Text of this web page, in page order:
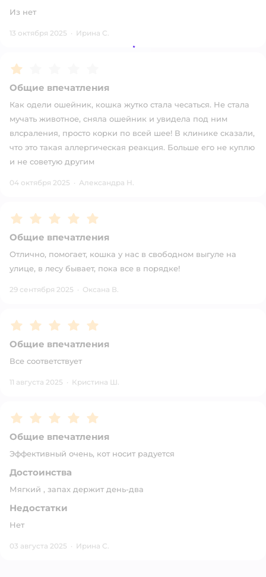
Из нет
13 октября 2025 · Ирина С.
Рейтинг:
Общие впечатления
Как одели ошейник, кошка жутко стала чесаться. Не стала
мучать животное, сняла ошейник и увидела под ним
влсраления, просто корки по всей шее! В клинике сказали,
что это такая аллергическая реакция. Больше его не куплю
и не советую другим
04 октября 2025 · Александра Н.
Рейтинг:5
Общие впечатления
Отлично, помогает, кошка у нас в свободном выгуле на
улице, в лесу бывает, пока все в порядке!
29 сентября 2025 · Оксана В.
Рейтинг:5
Общие впечатления
Все соответствует
11 августа 2025 · Кристина Ш.
Рейтинг:5
Общие впечатления
Эффективный очень, кот носит радуется
Достоинства
Мягкий , запах держит день-два
Недостатки
Нет
03 августа 2025 · Ирина С.